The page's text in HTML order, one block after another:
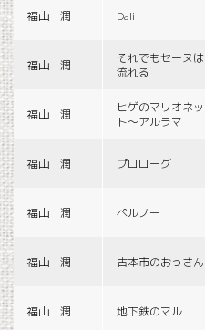
福山 潤 Dali
福山 潤
それでもセーヌは
流れる
福山 潤
ヒゲのマリオネッ
ト〜アルラマ
福山 潤 プロローグ
福山 潤 ペルノー
福山 潤 古本市のおっさん
福山 潤 地下鉄のマル